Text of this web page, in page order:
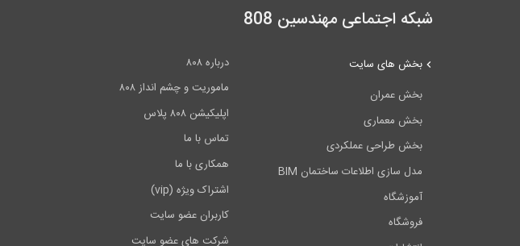
شبکه اجتماعی مهندسین 808
درباره ۸۰۸
ماموریت و چشم انداز ۸۰۸
اپلیکیشن ۸۰۸ پلاس
تماس با ما
همکاری با ما
اشتراک ویژه (vip)
کاربران عضو سایت
شرکت های عضو سایت
بخش های سایت
بخش عمران
بخش معماری
بخش طراحی عملکردی
مدل سازی اطلاعات ساختمان BIM
آموزشگاه
فروشگاه